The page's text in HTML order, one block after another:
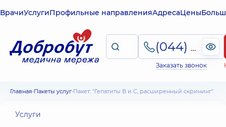
ВрачиУслугиПрофильные направленияАдресаЦены
(044) 495-2-888
Заказать звонок
Главная Пакеты услуг Пакет: "Гепатиты В и С, расширенный скрининг"
Услуги